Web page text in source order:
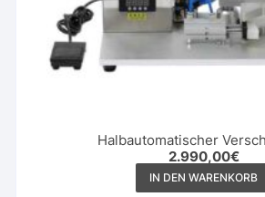
Halbautomatischer
2.990,00€
IN DEN WARENKORB